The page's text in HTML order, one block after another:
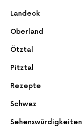
Landeck
Oberland
Ötztal
Pitztal
Rezepte
Schwaz
Sehenswürdigkeiten